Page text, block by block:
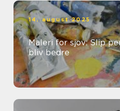
14. august 2025
Maleri for sjov: Slip
bliv bedre